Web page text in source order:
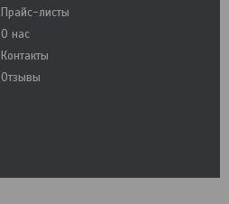
Прайс-листы
О нас
Контакты
Отзывы